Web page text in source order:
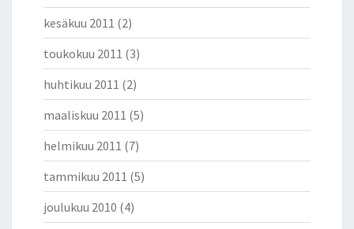
kesäkuu 2011 (2)
toukokuu 2011 (3)
huhtikuu 2011 (2)
maaliskuu 2011 (5)
helmikuu 2011 (7)
tammikuu 2011 (5)
joulukuu 2010 (4)